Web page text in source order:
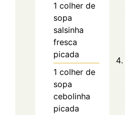
1 colher de
sopa
salsinha
fresca
picada
1 colher de
sopa
cebolinha
picada